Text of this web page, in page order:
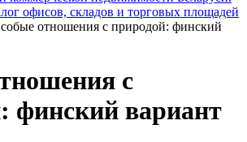
офисов, складов и торговых площадей
отношения с природой: финский
с
финский вариант